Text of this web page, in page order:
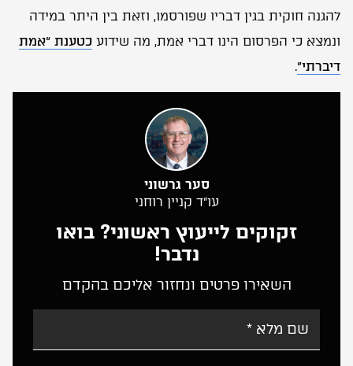
להגנה חוקית בגין דבריו שפורסמו, וזאת בין היתר במידה
ונמצא כי הפרסום הינו דברי אמת, מה שידועכטענת “אמת
דיברתי”.
סער גרשוני
עו”ד קניין רוחני
זקוקים לייעוץ ראשוני? בואו
נדבר!
השאירו פרטים ונחזור אליכם בהקדם